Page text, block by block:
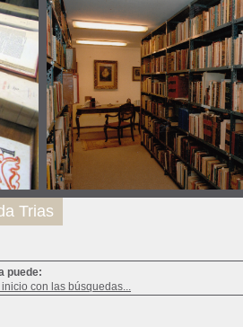
puede:
con las búsquedas...
Trias